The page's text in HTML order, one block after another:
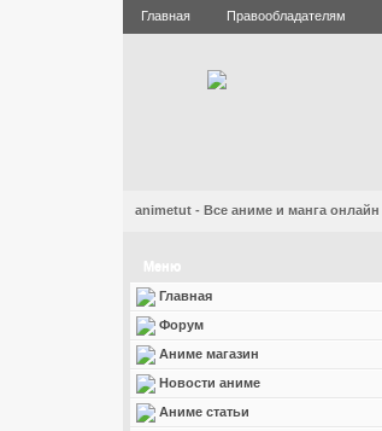
Главная Правообладателям
animetut - Все аниме и манга онлайн
Меню
Главная
Форум
Аниме магазин
Новости аниме
Аниме статьи